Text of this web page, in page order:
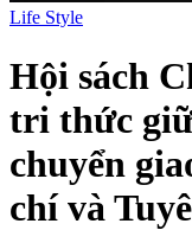
Life Style
Hội sách
tri thức
chuyển
chí và